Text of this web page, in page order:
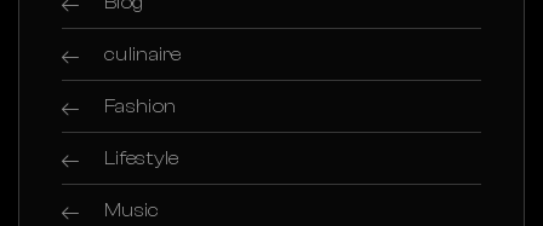
culinaire
Fashion
Lifestyle
Music